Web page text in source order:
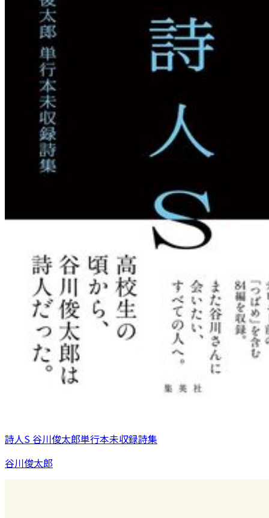
詩人S 谷川俊太郎単行本未収録詩集
谷川俊太郎